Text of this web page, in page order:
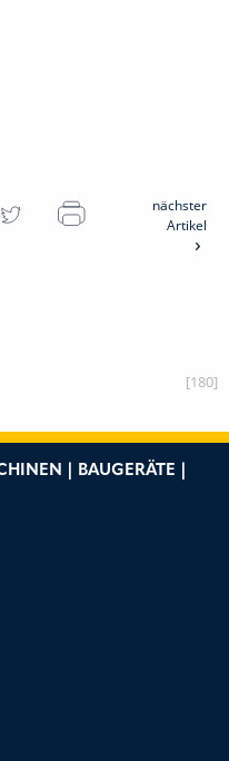
nächster
Artikel
[180]
| BAUGERÄTE |